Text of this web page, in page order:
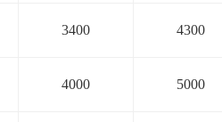
3400 4300
4000 5000